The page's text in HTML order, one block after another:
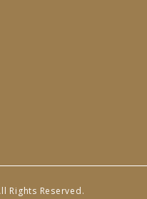
Rights Reserved.